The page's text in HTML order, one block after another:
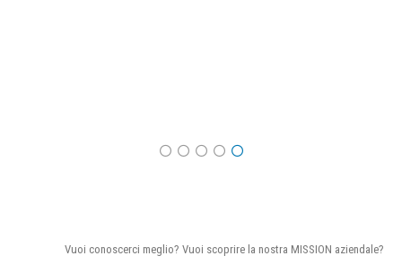
Vuoi conoscerci meglio? Vuoi scoprire la nostra MISSION aziendale?